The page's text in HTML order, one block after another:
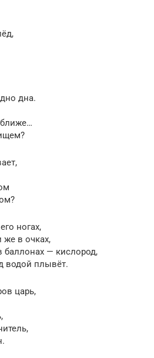
дна.
ногах,
в очках,
— кислород,
водой плывёт.
царь,